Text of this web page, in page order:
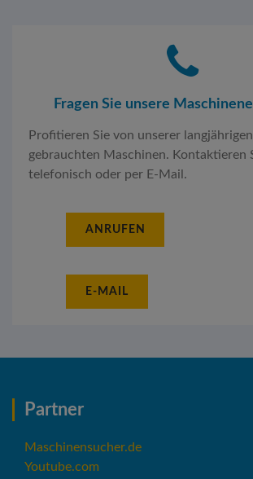
Fragen Sie unsere
Profitieren Sie von unserer
gebrauchten Maschinen. Kontaktieren
telefonisch oder per E-Mail.
ANRUFEN
E-MAIL
Partner
Maschinensucher.de
Youtube.com